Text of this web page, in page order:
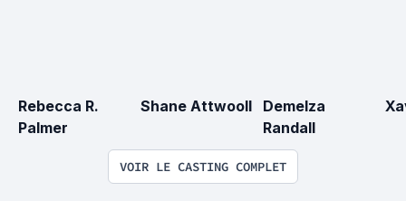
Rebecca R.
Palmer
Shane Attwooll
Demelza
Randall
VOIR LE CASTING COMPLET